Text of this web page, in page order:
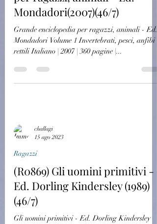
Mondadori(2007)(46/7)
Grande enciclopedia per ragazzi, animali - Ed.
Mondadori Volume 1 Invertebrati, pesci, anfibi e
rettili Italiano | 2007 | 360 pagine |...
challagi
15 ago 2023
Ragazzi
(R0869) Gli uomini primitivi -
Ed. Dorling Kindersley (1989)
(46/7)
Gli uomini primitivi - Ed. Dorling Kindersley